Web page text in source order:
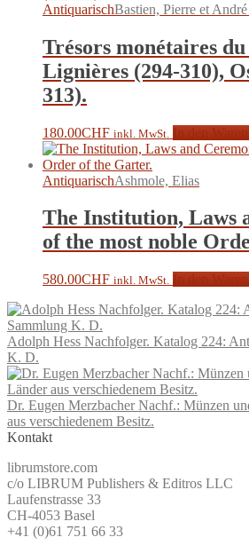
AntiquarischBastien, Pierre et
Trésors monétaires
Lignières (294-310),
313).
180.00CHF inkl. MwSt.
AntiquarischAshmole, Elias
The Institution, Laws
of the most noble
580.00CHF inkl. MwSt.
Adolph Hess Nachfolger. Katalog 224:
K. D.
Dr. Eugen Merzbacher Nachf.: Münzen
aus verschiedenem Besitz.
Kontakt
librumstore.com
c/o LIBRUM Publishers & Editros LLC
Laufenstrasse 33
CH-4053 Basel
+41 (0)61 751 66 33